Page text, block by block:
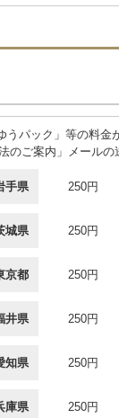
パック」等の料金
ご案内」メールの
手県 250円
城県 250円
京都 250円
井県 250円
知県 250円
庫県 250円